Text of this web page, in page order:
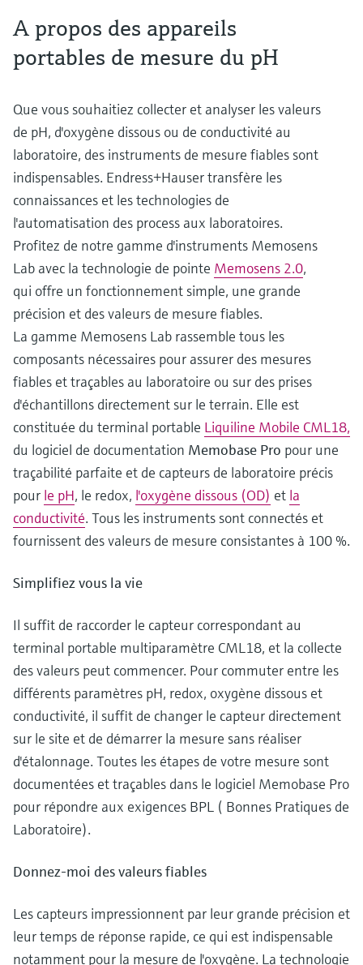
A propos des appareils
portables de mesure du pH
Que vous souhaitiez collecter et analyser les valeurs
de pH, d'oxygène dissous ou de conductivité au
laboratoire, des instruments de mesure fiables sont
indispensables. Endress+Hauser transfère les
connaissances et les technologies de
l'automatisation des process aux laboratoires.
Profitez de notre gamme d'instruments Memosens
Lab avec la technologie de pointe Memosens 2.0,
qui offre un fonctionnement simple, une grande
précision et des valeurs de mesure fiables.
La gamme Memosens Lab rassemble tous les
composants nécessaires pour assurer des mesures
fiables et traçables au laboratoire ou sur des prises
d'échantillons directement sur le terrain. Elle est
constituée du terminal portable Liquiline Mobile CML18,
du logiciel de documentation Memobase Pro pour une
traçabilité parfaite et de capteurs de laboratoire précis
pour le pH, le redox, l'oxygène dissous (OD) et la
conductivité. Tous les instruments sont connectés et
fournissent des valeurs de mesure consistantes à 100 %.
Simplifiez vous la vie
Il suffit de raccorder le capteur correspondant au
terminal portable multiparamètre CML18, et la collecte
des valeurs peut commencer. Pour commuter entre les
différents paramètres pH, redox, oxygène dissous et
conductivité, il suffit de changer le capteur directement
sur le site et de démarrer la mesure sans réaliser
d'étalonnage. Toutes les étapes de votre mesure sont
documentées et traçables dans le logiciel Memobase Pro
pour répondre aux exigences BPL ( Bonnes Pratiques de
Laboratoire).
Donnez-moi des valeurs fiables
Les capteurs impressionnent par leur grande précision et
leur temps de réponse rapide, ce qui est indispensable
notamment pour la mesure de l'oxygène. La technologie